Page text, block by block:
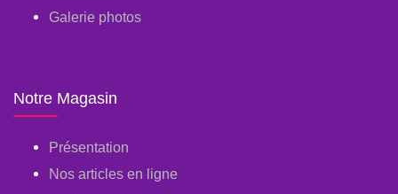
Galerie photos
Notre Magasin
Présentation
Nos articles en ligne